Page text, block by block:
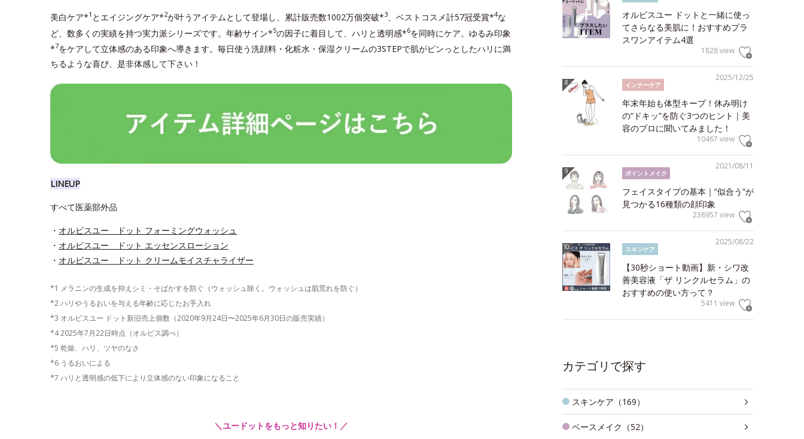
美白ケア*1 とエイジングケア*2が叶うアイテムとして登場し、累計販売数1002万個突破*3 、ベストコスメ計57冠受賞*4な
ど、数多くの実績を持つ実力派シリーズです。年齢サイン*5の因子に着目して、ハリと透明感*6を同時にケア。ゆるみ印象
*7をケアして立体感のある印象へ導きます。毎日使う洗顔料・化粧水・保湿クリームの3STEPで肌がピンっとしたハリに満
ちるような喜び、是非体感して下さい！
LINEUP
すべて医薬部外品
・ オルビスユー ドット フォーミングウォッシュ
・ オルビスユー ドット エッセンスローション
・ オルビスユー ドット クリームモイスチャライザー
*1 メラニンの生成を抑えシミ・そばかすを防ぐ（ウォッシュ除く。ウォッシュは肌荒れを防ぐ）
*2 ハリやうるおいを与える年齢に応じたお手入れ
*3 オルビスユー ドット新旧売上個数（2020年9月24日〜2025年6月30日の販売実績）
*4 2025年7月22日時点（オルビス調べ）
*5 乾燥、ハリ、ツヤのなさ
*6 うるおいによる
*7 ハリと透明感の低下により立体感のない印象になること
＼ユードットをもっと知りたい！／
オルビスユー ドットと一緒に使っ
てさらなる美肌に！おすすめプラ
スワンアイテム4選
1828 view
2025/12/25
インナーケア
年末年始も体型キープ！休み明け
の“ドキッ”を防ぐ3つのヒント｜美
容のプロに聞いてみました！
10467 view
2021/08/11
ポイントメイク
フェイスタイプの基本｜“似合う”が
見つかる16種類の顔印象
238957 view
2025/08/22
スキンケア
【30秒ショート動画】新・シワ改
善美容液「ザ リンクルセラム」の
おすすめの使い方って？
5411 view
カテゴリで探す
スキンケア（169）
ベースメイク（52）